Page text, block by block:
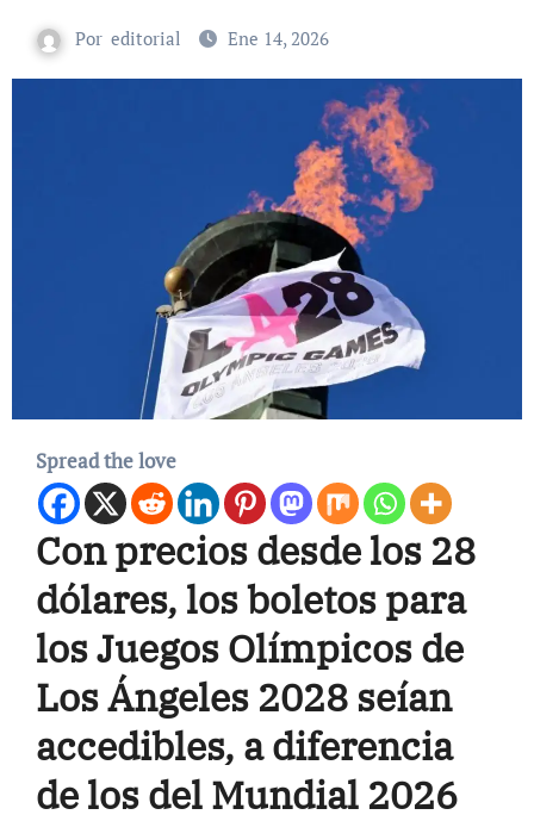
Por editorial Ene 14, 2026
Spread the love
Con precios desde los 28
dólares, los boletos para
los Juegos Olímpicos de
Los Ángeles 2028 seían
accedibles, a diferencia
de los del Mundial 2026